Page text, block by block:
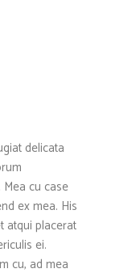
delicata
cu case
ex mea. His
atqui placerat
ei.
cu, ad mea